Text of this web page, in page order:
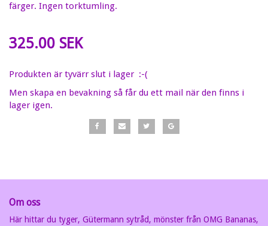
färger. Ingen torktumling.
325.00 SEK
Produkten är tyvärr slut i lager :-(
Men skapa en bevakning så får du ett mail när den finns i
lager igen.
Om oss
Här hittar du tyger, Gütermann sytråd, mönster från OMG Bananas,